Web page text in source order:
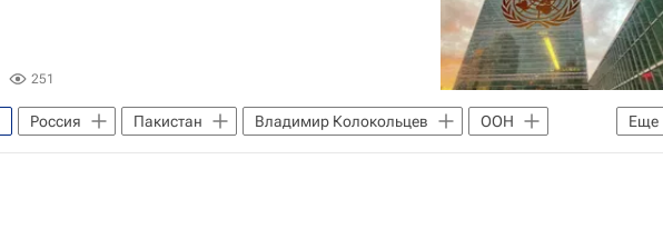
251
Еще
Россия Пакистан Владимир Колокольцев
ООН